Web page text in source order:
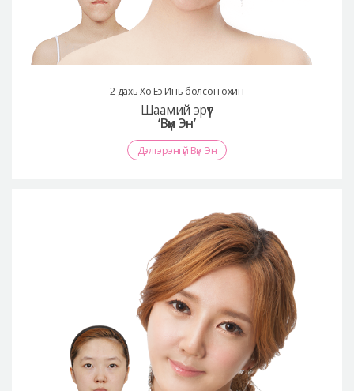
2 дахь Хо Еэ Инь болсон охин
Шаамий эрүүт
‘Вүи Эн’
Дэлгэрэнгүй Вүи Эн